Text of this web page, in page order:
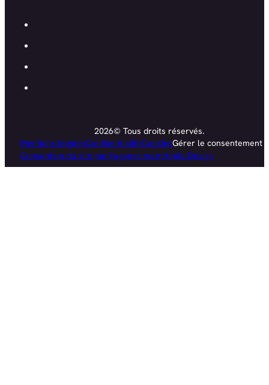
2026© Tous droits réservés.
Mentions légalesConfidentialitéCookiesGérer le consentement
Conception du site par l'agence web Hopla Design